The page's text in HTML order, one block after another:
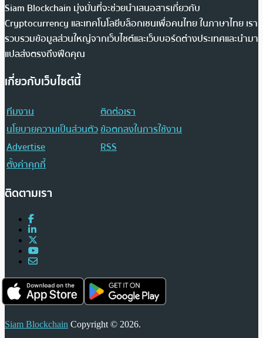
Siam Blockchain มุ่งมั่นที่จะช่วยนำเสนอสารเกี่ยวกับ
Cryptocurrency และเทคโนโลยีบล็อกเชนเพื่อคนไทย ในภาษาไทย เรา
รวบรวมข้อมูลส่วนใหญ่จากเว็บไซต์และเว็บบอร์ดต่างประเทศและนำมา
แปลส่งตรงถึงฟีดคุณ
เกี่ยวกับเว็บไซต์นี้
ทีมงาน
ติดต่อเรา
นโยบายความเป็นส่วนตัวข้อตกลงในการใช้งาน
Advertise
RSS
ตั้งค่าคุกกี้
ติดตามเรา
Siam Blockchain Copyright © 2026.